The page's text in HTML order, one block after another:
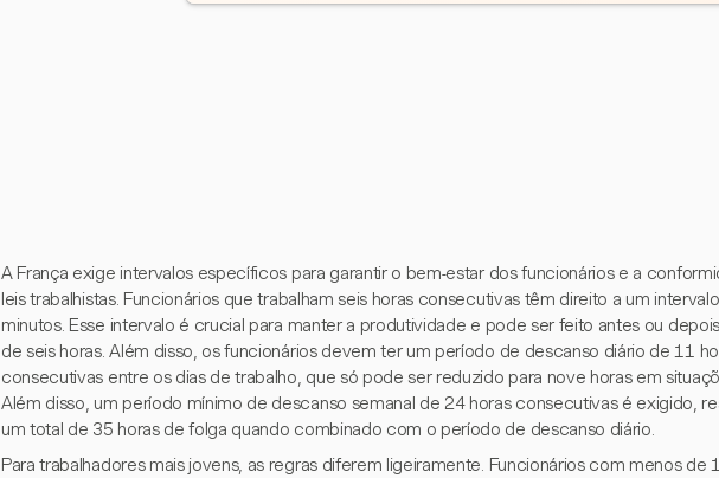
A França exige intervalos específicos para garantir o bem-estar dos funcionários e a
leis trabalhistas. Funcionários que trabalham seis horas consecutivas têm direito a um
minutos. Esse intervalo é crucial para manter a produtividade e pode ser feito antes ou
de seis horas. Além disso, os funcionários devem ter um período de descanso diário de 11
consecutivas entre os dias de trabalho, que só pode ser reduzido para nove horas em
Além disso, um período mínimo de descanso semanal de 24 horas consecutivas é exigido,
um total de 35 horas de folga quando combinado com o período de descanso diário.
Para trabalhadores mais jovens, as regras diferem ligeiramente. Funcionários com menos de